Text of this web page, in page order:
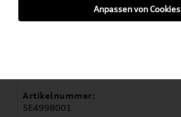
Artikelbeschreibung
Artikelnummer:
5E4998001
Anpassen von Cookies